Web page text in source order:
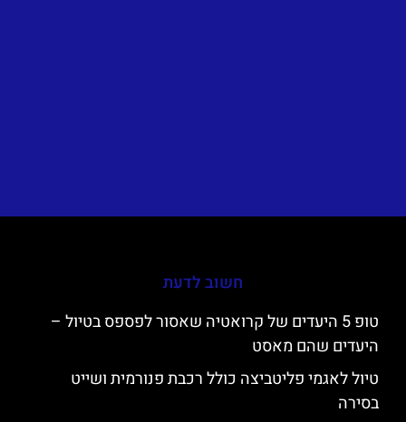
חשוב לדעת
טופ 5 היעדים של קרואטיה שאסור לפספס בטיול –
היעדים שהם מאסט
טיול לאגמי פליטביצה כולל רכבת פנורמית ושייט
בסירה